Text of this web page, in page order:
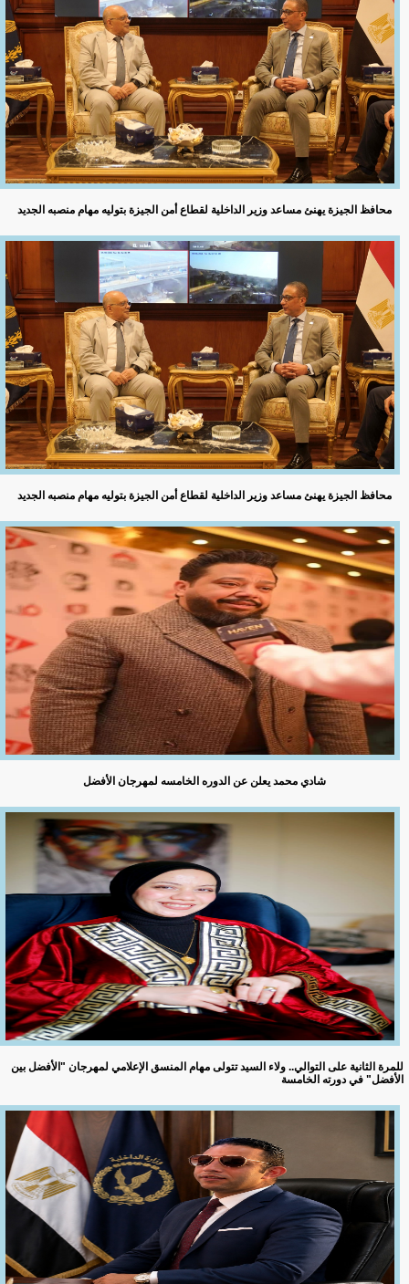
محافظ الجيزة يهنئ مساعد وزير الداخلية لقطاع أمن الجيزة بتوليه مهام منصبه الجديد
محافظ الجيزة يهنئ مساعد وزير الداخلية لقطاع أمن الجيزة بتوليه مهام منصبه الجديد
شادي محمد يعلن عن الدوره الخامسه لمهرجان الأفضل
للمرة الثانية على التوالي.. ولاء السيد تتولى مهام المنسق الإعلامي لمهرجان "الأفضل بين
الأفضل" في دورته الخامسة